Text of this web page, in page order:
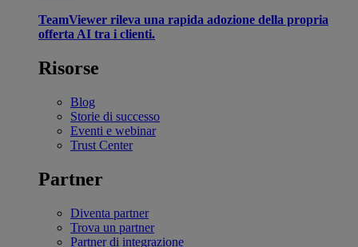
TeamViewer rileva una rapida adozione della propria
offerta AI tra i clienti.
Risorse
Blog
Storie di successo
Eventi e webinar
Trust Center
Partner
Diventa partner
Trova un partner
Partner di integrazione